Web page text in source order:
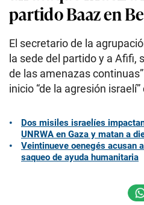
partido Baaz en
El secretario de la
la sede del partido y a Afifi,
de las amenazas
inicio “de la agresión
Dos misiles israelíes
UNRWA en Gaza y matan a
Veintinueve oenegés acusan
saqueo de ayuda humanitaria